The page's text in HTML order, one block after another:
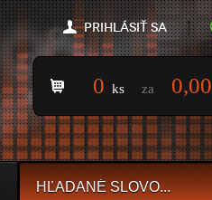
Prihlásiť sa
0 ks za 0,00